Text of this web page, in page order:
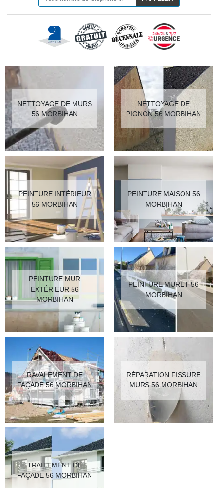
NETTOYAGE DE MURS
56 MORBIHAN
NETTOYAGE DE
PIGNON 56 MORBIHAN
PEINTURE INTÉRIEUR
56 MORBIHAN
PEINTURE MAISON 56
MORBIHAN
PEINTURE MUR
EXTÉRIEUR 56
MORBIHAN
PEINTURE MURET 56
MORBIHAN
RAVALEMENT DE
FAÇADE 56 MORBIHAN
RÉPARATION FISSURE
MURS 56 MORBIHAN
TRAITEMENT DE
FAÇADE 56 MORBIHAN